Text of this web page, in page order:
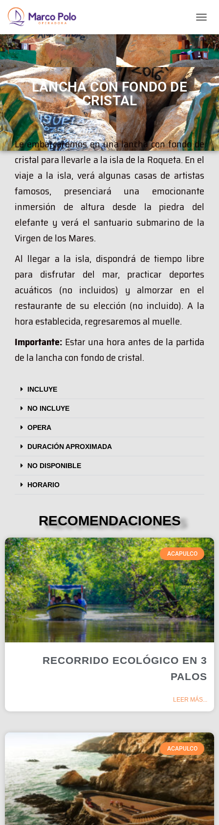
O
G
G
L
E
N
A
V
I
G
A
T
I
O
N
LANCHA CON FONDO DE
CRISTAL
Le embarcaremos en una lancha con fondo de
cristal para llevarle a la isla de la Roqueta.En el
viaje a la isla, verá algunas casas de artistas
famosos, presenciará una emocionante
inmersión de altura desde la piedra del
elefante y verá el santuario submarino de la
Virgen de los Mares.
Al llegar a la isla, dispondrá de tiempo libre
para disfrutar del mar, practicar deportes
acuáticos (no incluidos) y almorzar en el
restaurante de su elección (no incluido).A la
hora establecida, regresaremos al muelle.
Importante: Estar una hora antes de la partida
de la lancha con fondo de cristal.
INCLUYE
NO INCLUYE
OPERA
DURACIÓN APROXIMADA
NO DISPONIBLE
HORARIO
RECOMENDACIONES
ACAPULCO
RECORRIDO ECOLÓGICO EN 3
PALOS
LEER MÁS...
ACAPULCO